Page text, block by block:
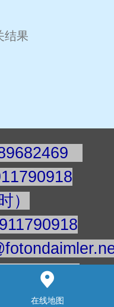
结果
18
）
更清楚
在线地图